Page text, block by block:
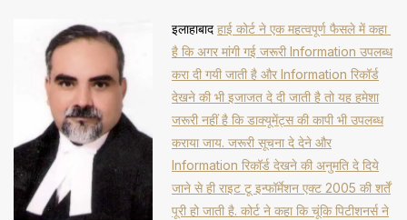
इलाहाबाद हाई कोर्ट ने एक महत्वपूर्ण फैसले में कहा ​
है कि अगर मांगी गई जरूरी Information उपलब्ध
करा दी गयी जाती है और Information रिकॉर्ड
देखने की भी इजाजत दे दी जाती है तो यह हमेशा
जरूरी नहीं है कि डाक्यूमेंट्स की कापी भी उपलब्ध
कराया जाय. जरूरी सूचना दे देने और
Information रिकॉर्ड देखने की अनुमति दे दिये
जाने से ही राइट टू इन्फॉर्मेशन एक्ट 2005 की शर्तें
पूरी हो जाती है. कोर्ट ने कहा कि चूंकि पिटीशनर्स ने